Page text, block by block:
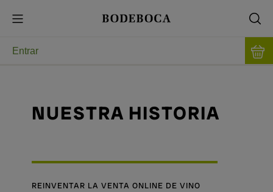
Entrar
NUESTRA HISTORIA
REINVENTAR LA VENTA ONLINE DE VINO